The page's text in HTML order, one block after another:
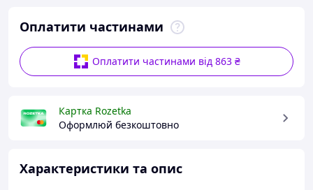
Оплатити частинами
Оплатити частинами від 863 ₴
Картка Rozetka
Оформлюй безкоштовно
Характеристики та опис